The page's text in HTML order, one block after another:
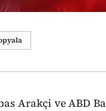
Arakçi ve ABD